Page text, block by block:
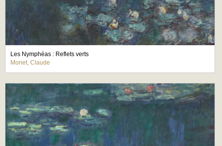
Les Nymphéas : Reflets verts
Monet, Claude